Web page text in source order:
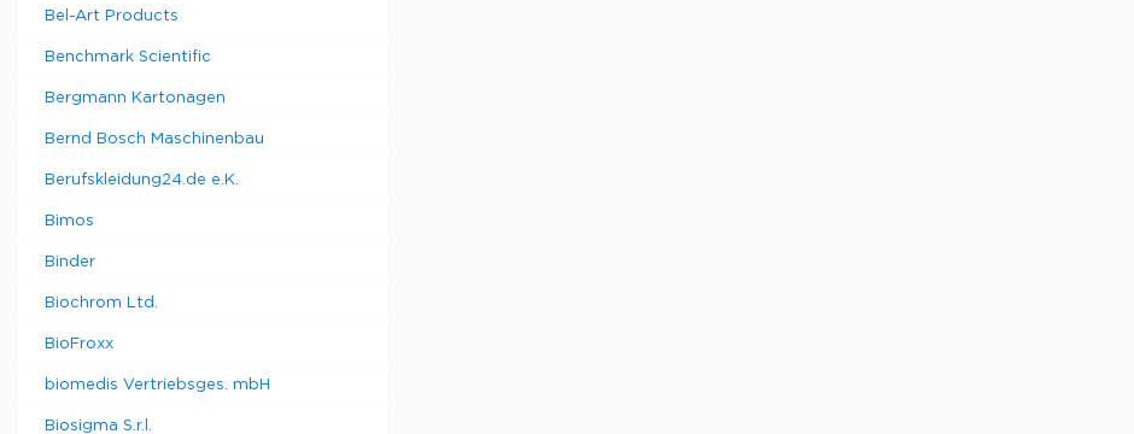
Bel-Art Products
Benchmark Scientific
Bergmann Kartonagen
Bernd Bosch Maschinenbau
Berufskleidung24.de e.K.
Bimos
Binder
Biochrom Ltd.
BioFroxx
biomedis Vertriebsges. mbH
Biosigma S.r.l.